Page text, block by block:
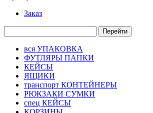
Заказ
Перейти
вся УПАКОВКА
ФУТЛЯРЫ ПАПКИ
КЕЙСЫ
ЯЩИКИ
транспорт КОНТЕЙНЕРЫ
РЮКЗАКИ СУМКИ
спец КЕЙСЫ